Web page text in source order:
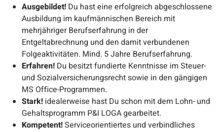
Ausgebildet! Du hast eine erfolgreich abgeschlossene
Ausbildung im kaufmännischen Bereich mit
mehrjähriger Berufserfahrung in der
Entgeltabrechnung und den damit verbundenen
Folgeaktivitäten. Mind. 5 Jahre Berufserfahrung.
Erfahren! Du besitzt fundierte Kenntnisse im Steuer-
und Sozialversicherungsrecht sowie in den gängigen
MS Office-Programmen.
Stark! idealerweise hast Du schon mit dem Lohn- und
Gehaltsprogramm P&I LOGA gearbeitet.
Kompetent!Serviceorientiertes und verbindliches